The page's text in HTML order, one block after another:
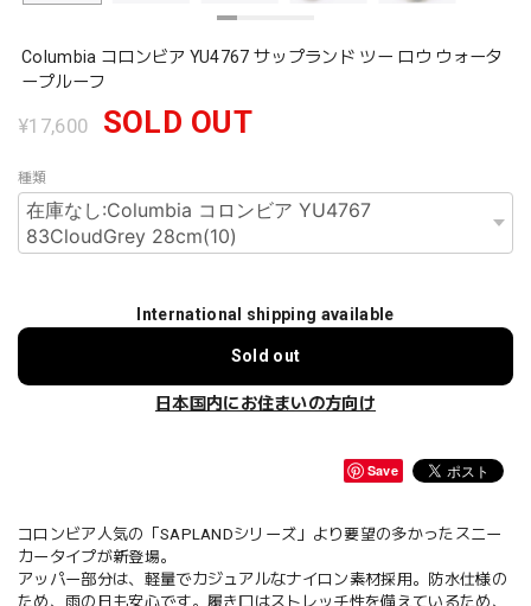
Columbia コロンビア YU4767 サップランド ツー ロウ ウォータ
ープルーフ
¥17,600 SOLD OUT
種類
International shipping available
Sold out
日本国内にお住まいの方向け
Save
コロンビア人気の「SAPLANDシリーズ」より要望の多かったスニー
カータイプが新登場。
アッパー部分は、軽量でカジュアルなナイロン素材採用。防水仕様の
ため、雨の日も安心です。履き口はストレッチ性を備えているため、